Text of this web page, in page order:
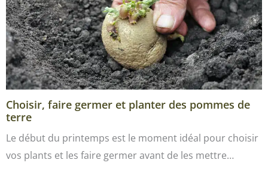
Choisir, faire germer et planter des pommes de
terre
Le début du printemps est le moment idéal pour choisir
vos plants et les faire germer avant de les mettre…